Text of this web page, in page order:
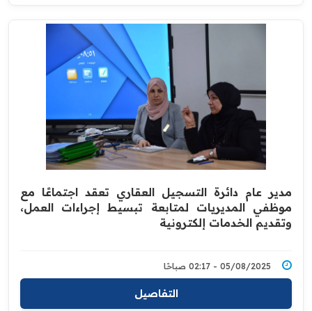
مدير عام دائرة التسجيل العقاري تعقد اجتماعًا مع
موظفي المديريات لمتابعة تبسيط إجراءات العمل،
وتقديم الخدمات إلكترونية
05/08/2025 - 02:17 صباحًا
التفاصيل